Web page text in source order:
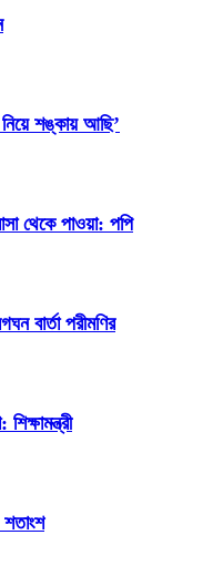
নিয়ে শঙ্কায় আছি’
থেকে পাওয়া: পপি
বার্তা পরীমণির